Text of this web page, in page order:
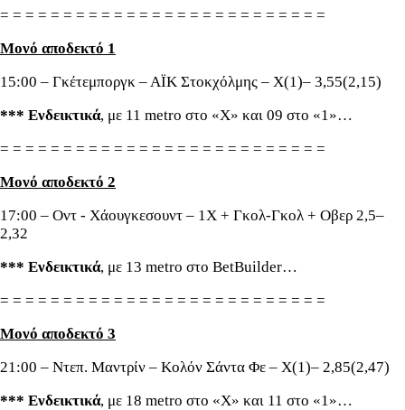
= = = = = = = = = = = = = = = = = = = = = = = = = =
Μονό αποδεκτό 1
15:00 – Γκέτεμποργκ – ΑΪΚ Στοκχόλμης – Χ(1)– 3,55(2,15)
*** Ενδεικτικά, με 11 metro στο «Χ» και 09 στο «1»…
= = = = = = = = = = = = = = = = = = = = = = = = = =
Μονό αποδεκτό 2
17:00 – Οντ - Χάουγκεσουντ – 1Χ + Γκολ-Γκολ + Οβερ 2,5–
2,32
*** Ενδεικτικά, με 13 metro στο BetBuilder…
= = = = = = = = = = = = = = = = = = = = = = = = = =
Μονό αποδεκτό 3
21:00 – Ντεπ. Μαντρίν – Κολόν Σάντα Φε – Χ(1)– 2,85(2,47)
*** Ενδεικτικά, με 18 metro στο «Χ» και 11 στο «1»…